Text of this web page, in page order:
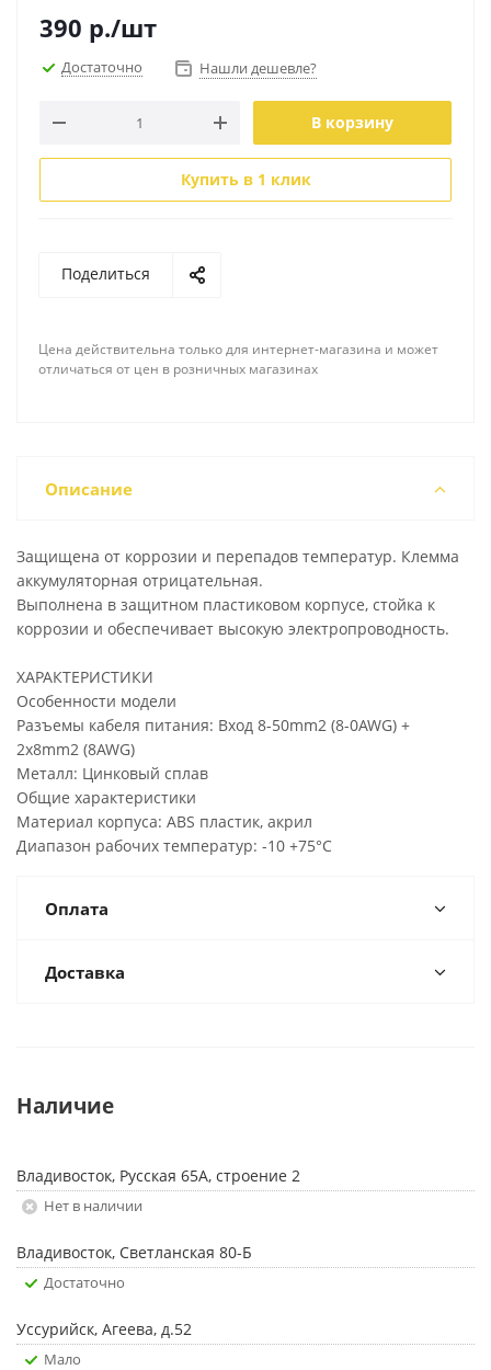
390 р./шт
Достаточно Нашли дешевле?
В корзину
Купить в 1 клик
Поделиться
Цена действительна только для интернет-магазина и может
отличаться от цен в розничных магазинах
Описание
Защищена от коррозии и перепадов температур. Клемма
аккумуляторная отрицательная.
Выполнена в защитном пластиковом корпусе, стойка к
коррозии и обеспечивает высокую электропроводность.
ХАРАКТЕРИСТИКИ
Особенности модели
Разъемы кабеля питания: Вход 8-50mm2 (8-0AWG) +
2x8mm2 (8AWG)
Металл: Цинковый сплав
Общие характеристики
Материал корпуса: ABS пластик, акрил
Диапазон рабочих температур: -10 +75°C
Оплата
Доставка
Наличие
Владивосток, Русская 65А, строение 2
Нет в наличии
Владивосток, Светланская 80-Б
Достаточно
Уссурийск, Агеева, д.52
Мало